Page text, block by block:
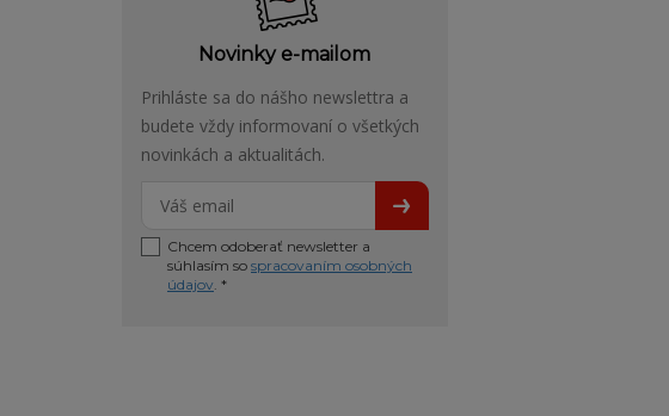
Novinky e-mailom
Prihláste sa do nášho newslettra a
budete vždy informovaní o všetkých
novinkách a aktualitách.
Chcem odoberať newsletter a
súhlasím so spracovaním osobných
údajov. *